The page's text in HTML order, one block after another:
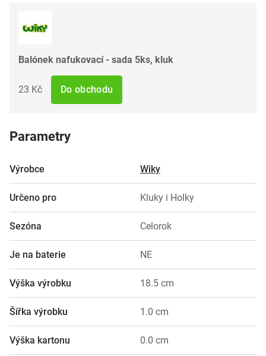
Balónek nafukovací - sada 5ks, kluk
23 Kč Do obchodu
Parametry
Výrobce Wiky
Určeno pro Kluky i Holky
Sezóna Celorok
Je na baterie NE
Výška výrobku 18.5 cm
Šířka výrobku 1.0 cm
Výška kartonu 0.0 cm